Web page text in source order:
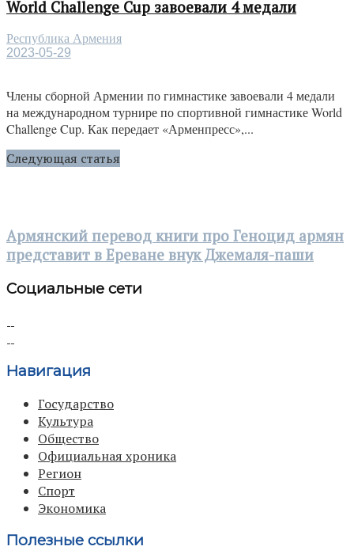
World Challenge Cup завоевали 4 медали
Республика Армения
2023-05-29
Члены сборной Армении по гимнастике завоевали 4 медали
на международном турнире по спортивной гимнастике World
Challenge Cup. Как передает «Арменпресс»,...
Следующая статья
Армянский перевод книги про Геноцид армян
представит в Ереване внук Джемаля-паши
Социальные сети
Навигация
Государство
Культура
Общество
Официальная хроника
Регион
Спорт
Экономика
Полезные ссылки